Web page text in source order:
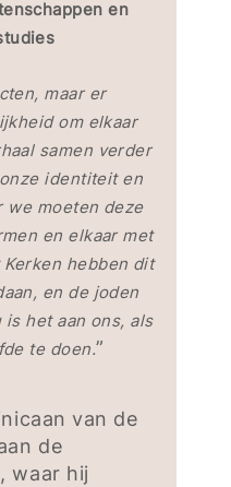
en
maar er
om elkaar
samen verder
identiteit en
we moeten deze
en elkaar met
hebben dit
en de joden
het aan ons, als
te doen.”
van de
de
waar hij